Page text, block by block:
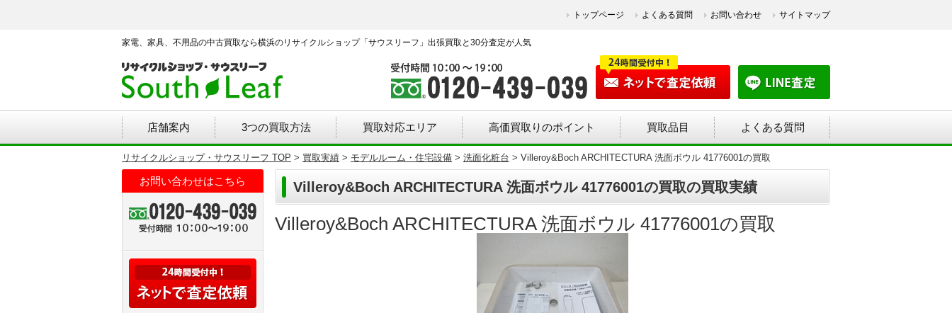
トップページ よくある質問 お問い合わせ サイトマップ
家電、家具、不用品の中古買取なら横浜のリサイクルショップ「サウスリーフ」出張買取と30分査定が人気
店舗案内 3つの買取方法 買取対応エリア 高価買取りのポイント 買取品目 よくある質問
リサイクルショップ・サウスリーフ TOP > 買取実績 > モデルルーム・住宅設備 > 洗面化粧台 > Villeroy&Boch ARCHITECTURA 洗面ボウル 41776001の買取
Villeroy&Boch ARCHITECTURA 洗面ボウル 41776001の買取の買取実績
Villeroy&Boch ARCHITECTURA 洗面ボウル 41776001の買取
お問い合わせはこちら